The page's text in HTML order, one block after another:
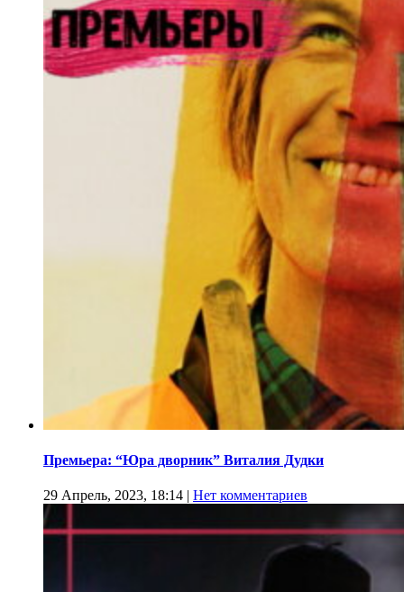
Премьера: “Юра дворник” Виталия Дудки
29 Апрель, 2023, 18:14 | Нет комментариев